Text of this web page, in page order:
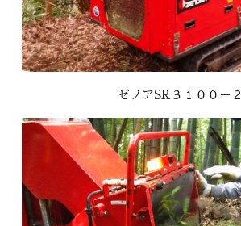
ゼノアSR３１００－２